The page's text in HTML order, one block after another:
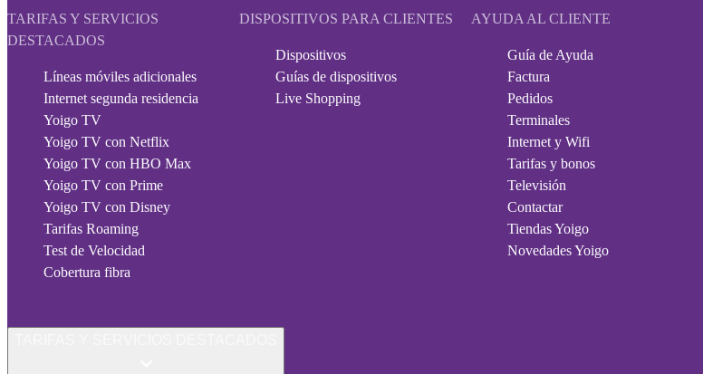
TARIFAS Y SERVICIOS
DESTACADOS
Líneas móviles adicionales
Internet segunda residencia
Yoigo TV
Yoigo TV con Netflix
Yoigo TV con HBO Max
Yoigo TV con Prime
Yoigo TV con Disney
Tarifas Roaming
Test de Velocidad
Cobertura fibra
DISPOSITIVOS PARA CLIENTES
Dispositivos
Guías de dispositivos
Live Shopping
AYUDA AL CLIENTE
Guía de Ayuda
Factura
Pedidos
Terminales
Internet y Wifi
Tarifas y bonos
Televisión
Contactar
Tiendas Yoigo
Novedades Yoigo